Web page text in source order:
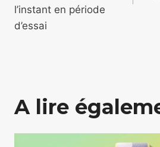
l’instant en période
d’essai
A lire